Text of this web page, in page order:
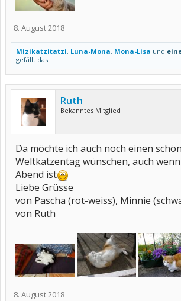
8. August 2018
Mizikatzitatzi, Luna-Mona, Mona-Lisa und
gefällt das.
Ruth
Bekanntes Mitglied
Da möchte ich auch noch einen
Weltkatzentag wünschen, auch
Abend ist
Liebe Grüsse
von Pascha (rot-weiss), Minnie
von Ruth
8. August 2018